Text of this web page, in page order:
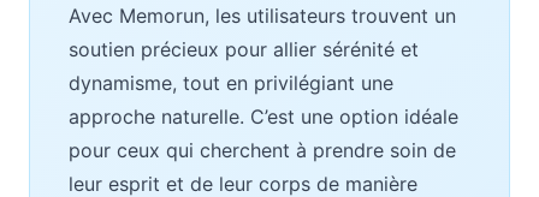
Avec Memorun, les utilisateurs trouvent un
soutien précieux pour allier sérénité et
dynamisme, tout en privilégiant une
approche naturelle. C’est une option idéale
pour ceux qui cherchent à prendre soin de
leur esprit et de leur corps de manière